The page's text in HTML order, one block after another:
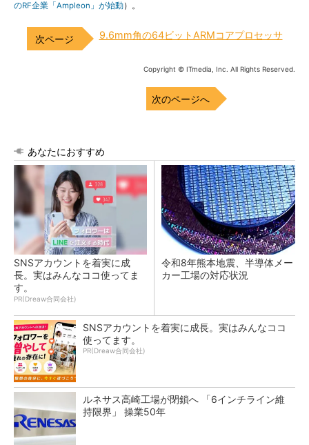
のRF企業「Ampleon」が始動）。
9.6mm角の64ビットARMコアプロセッサ
Copyright © ITmedia, Inc. All Rights Reserved.
次のページへ
あなたにおすすめ
SNSアカウントを着実に成
長。実はみんなココ使ってま
す。
PR(Dreaw合同会社)
令和8年熊本地震、半導体メー
カー工場の対応状況
SNSアカウントを着実に成長。実はみんなココ
使ってます。
PR(Dreaw合同会社)
ルネサス高崎工場が閉鎖へ 「6インチライン維
持限界」 操業50年